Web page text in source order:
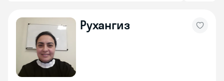
Рухангиз